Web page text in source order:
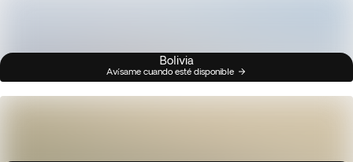
Bolivia
Avísame cuando esté disponible